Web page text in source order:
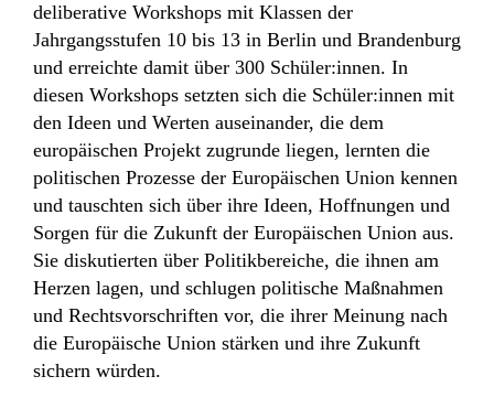
deliberative Workshops mit Klassen der
Jahrgangsstufen 10 bis 13 in Berlin und Brandenburg
und erreichte damit über 300 Schüler:innen. In
diesen Workshops setzten sich die Schüler:innen mit
den Ideen und Werten auseinander, die dem
europäischen Projekt zugrunde liegen, lernten die
politischen Prozesse der Europäischen Union kennen
und tauschten sich über ihre Ideen, Hoffnungen und
Sorgen für die Zukunft der Europäischen Union aus.
Sie diskutierten über Politikbereiche, die ihnen am
Herzen lagen, und schlugen politische Maßnahmen
und Rechtsvorschriften vor, die ihrer Meinung nach
die Europäische Union stärken und ihre Zukunft
sichern würden.